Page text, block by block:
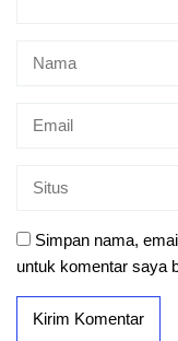
Simpan nama,
untuk komentar saya